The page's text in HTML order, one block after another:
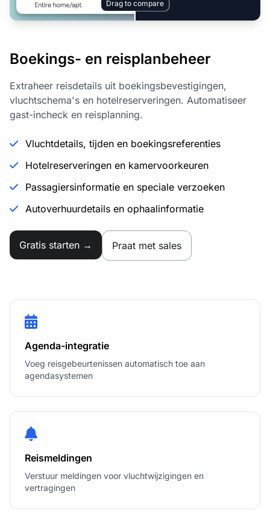
Drag to compare
Boekings- en reisplanbeheer
Extraheer reisdetails uit boekingsbevestigingen,
vluchtschema's en hotelreserveringen. Automatiseer
gast-incheck en reisplanning.
Vluchtdetails, tijden en boekingsreferenties
Hotelreserveringen en kamervoorkeuren
Passagiersinformatie en speciale verzoeken
Autoverhuurdetails en ophaalinformatie
Gratis starten → Praat met sales
Agenda-integratie
Voeg reisgebeurtenissen automatisch toe aan
agendasystemen
Reismeldingen
Verstuur meldingen voor vluchtwijzigingen en
vertragingen